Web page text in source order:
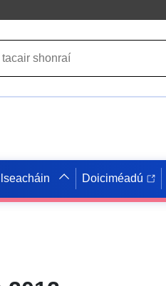
Doiciméadú